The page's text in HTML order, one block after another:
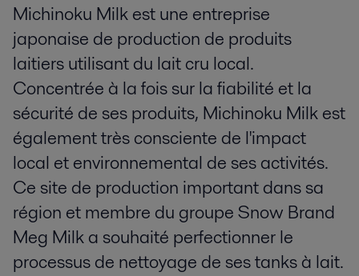
Michinoku Milk est une entreprise
japonaise de production de produits
laitiers utilisant du lait cru local.
Concentrée à la fois sur la fiabilité et la
sécurité de ses produits, Michinoku Milk est
également très consciente de l'impact
local et environnemental de ses activités.
Ce site de production important dans sa
région et membre du groupe Snow Brand
Meg Milk a souhaité perfectionner le
processus de nettoyage de ses tanks à lait.